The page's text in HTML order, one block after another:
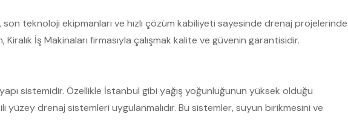
son teknoloji ekipmanları ve hızlı çözüm kabiliyeti sayesinde drenaj projelerinde
İş Makinaları firmasıyla çalışmak kalite ve güvenin garantisidir.
sistemidir. Özellikle İstanbul gibi yağış yoğunluğunun yüksek olduğu
yüzey drenaj sistemleri uygulanmalıdır. Bu sistemler, suyun birikmesini ve